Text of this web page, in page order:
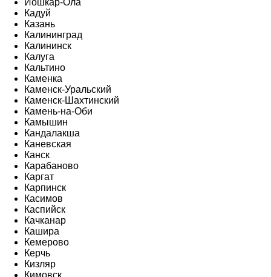
Йошкар-Ола
Кадуй
Казань
Калининград
Калининск
Калуга
Кальтино
Каменка
Каменск-Уральский
Каменск-Шахтинский
Камень-на-Оби
Камышин
Кандалакша
Каневская
Канск
Карабаново
Каргат
Карпинск
Касимов
Каспийск
Качканар
Кашира
Кемерово
Керчь
Кизляр
Кимовск